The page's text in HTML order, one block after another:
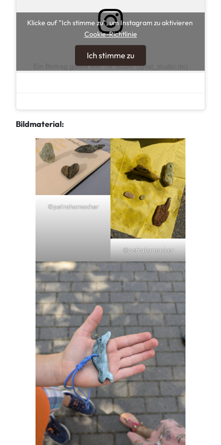
Ein Beitrag geteilt von Tal Studio (@tal_studio.de)
Klicke auf "Ich stimme zu", um Instagram zu aktivieren
Cookie-Richtlinie
Ich stimme zu
Bildmaterial:
©petrahamacher
©petrahamacher